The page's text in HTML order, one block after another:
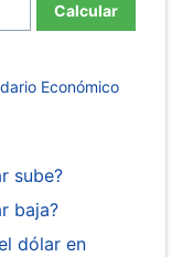
Calcular
Económico
sube?
baja?
dólar en